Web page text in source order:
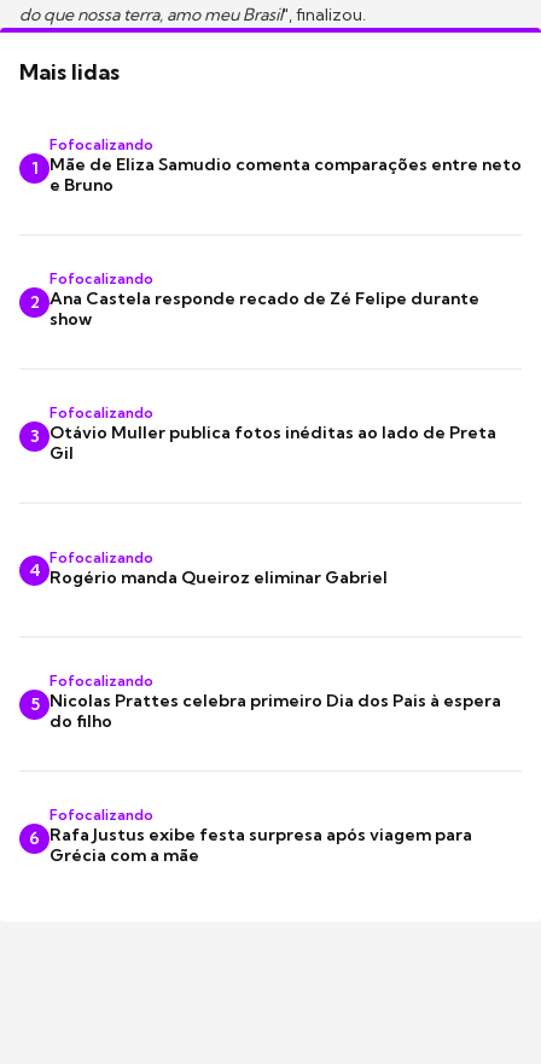
do que nossa terra, amo meu Brasil", finalizou.
Mais lidas
1
Fofocalizando
Mãe de Eliza Samudio comenta comparações entre neto
e Bruno
2
Fofocalizando
Ana Castela responde recado de Zé Felipe durante
show
3
Fofocalizando
Otávio Muller publica fotos inéditas ao lado de Preta
Gil
4
Fofocalizando
Rogério manda Queiroz eliminar Gabriel
5
Fofocalizando
Nicolas Prattes celebra primeiro Dia dos Pais à espera
do filho
6
Fofocalizando
Rafa Justus exibe festa surpresa após viagem para
Grécia com a mãe